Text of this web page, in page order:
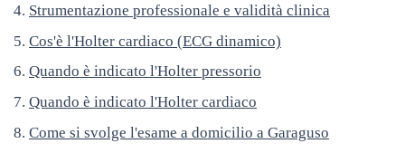
Strumentazione professionale e validità clinica
Cos'è l'Holter cardiaco (ECG dinamico)
Quando è indicato l'Holter pressorio
Quando è indicato l'Holter cardiaco
Come si svolge l'esame a domicilio a Garaguso